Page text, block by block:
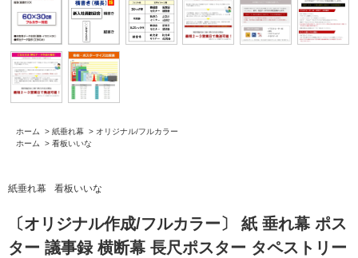
ホーム > 紙垂れ幕 > オリジナル/フルカラー
ホーム
> 看板いいな
紙垂れ幕 看板いいな
〔オリジナル作成/フルカラー〕 紙 垂れ幕 ポス
ター 議事録 横断幕 長尺ポスター タペストリー